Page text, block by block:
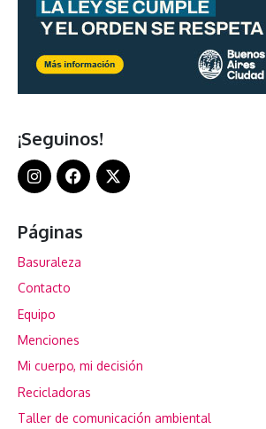
¡Seguinos!
Páginas
Basuraleza
Contacto
Equipo
Menciones
Mi cuerpo, mi decisión
Recicladoras
Taller de comunicación ambiental